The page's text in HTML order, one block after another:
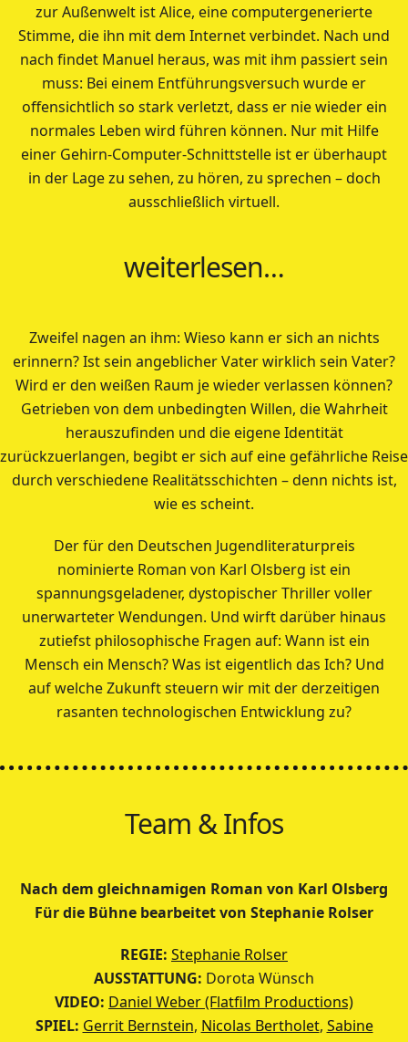
zur Außenwelt ist Alice, eine computergenerierte
Stimme, die ihn mit dem Internet verbindet. Nach und
nach findet Manuel heraus, was mit ihm passiert sein
muss: Bei einem Entführungsversuch wurde er
offensichtlich so stark verletzt, dass er nie wieder ein
normales Leben wird führen können. Nur mit Hilfe
einer Gehirn-Computer-Schnittstelle ist er überhaupt
in der Lage zu sehen, zu hören, zu sprechen – doch
ausschließlich virtuell.
weiterlesen…
Zweifel nagen an ihm: Wieso kann er sich an nichts
erinnern? Ist sein angeblicher Vater wirklich sein Vater?
Wird er den weißen Raum je wieder verlassen können?
Getrieben von dem unbedingten Willen, die Wahrheit
herauszufinden und die eigene Identität
zurückzuerlangen, begibt er sich auf eine gefährliche Reise
durch verschiedene Realitätsschichten – denn nichts ist,
wie es scheint.
Der für den Deutschen Jugendliteraturpreis
nominierte Roman von Karl Olsberg ist ein
spannungsgeladener, dystopischer Thriller voller
unerwarteter Wendungen. Und wirft darüber hinaus
zutiefst philosophische Fragen auf: Wann ist ein
Mensch ein Mensch? Was ist eigentlich das Ich? Und
auf welche Zukunft steuern wir mit der derzeitigen
rasanten technologischen Entwicklung zu?
Team & Infos
Nach dem gleichnamigen Roman von Karl Olsberg
Für die Bühne bearbeitet von Stephanie Rolser
REGIE: Stephanie Rolser
AUSSTATTUNG: Dorota Wünsch
VIDEO: Daniel Weber (Flatfilm Productions)
SPIEL: Gerrit Bernstein, Nicolas Bertholet, Sabine